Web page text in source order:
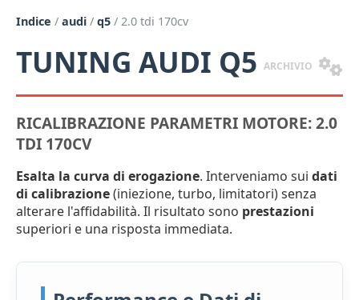
Indice / audi / q5 / 2.0 tdi 170cv
TUNING AUDI Q5 ARCHIVIO
RICALIBRAZIONE PARAMETRI MOTORE: 2.0
TDI 170CV
Esalta la curva di erogazione. Interveniamo sui dati
di calibrazione(iniezione, turbo, limitatori) senza
alterare l'affidabilità. Il risultato sono prestazioni
superiori e una risposta immediata.